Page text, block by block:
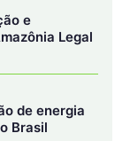
Brasil nos
de ganhos
R$ 4 bilhões,